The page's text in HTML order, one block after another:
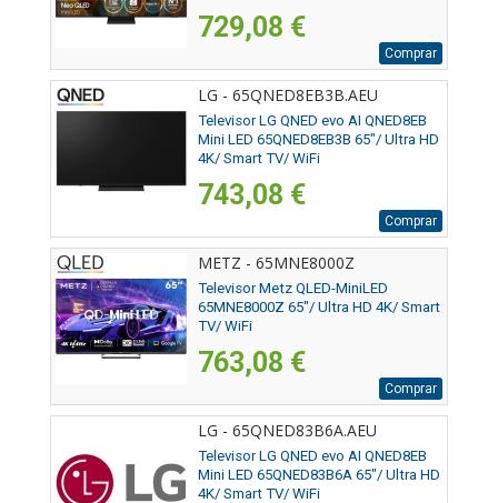
729,08 €
Comprar
LG - 65QNED8EB3B.AEU
Televisor LG QNED evo AI QNED8EB
Mini LED 65QNED8EB3B 65"/ Ultra HD
4K/ Smart TV/ WiFi
743,08 €
Comprar
METZ - 65MNE8000Z
Televisor Metz QLED-MiniLED
65MNE8000Z 65"/ Ultra HD 4K/ Smart
TV/ WiFi
763,08 €
Comprar
LG - 65QNED83B6A.AEU
Televisor LG QNED evo AI QNED8EB
Mini LED 65QNED83B6A 65"/ Ultra HD
4K/ Smart TV/ WiFi